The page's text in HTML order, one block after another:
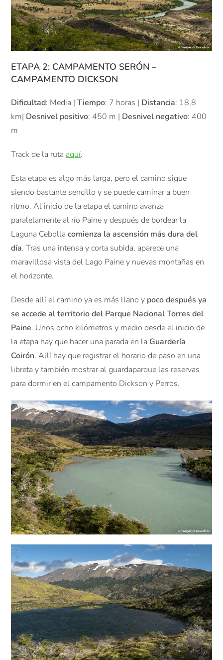
ETAPA 2: CAMPAMENTO SERÓN –
CAMPAMENTO DICKSON
Dificultad: Media |Tiempo: 7 horas | Distancia: 18,8
km| Desnivel positivo: 450 m | Desnivel negativo: 400
m
Track de la ruta aquí.
Esta etapa es algo más larga, pero el camino sigue
siendo bastante sencillo y se puede caminar a buen
ritmo. Al inicio de la etapa el camino avanza
paralelamente al río Paine y después de bordear la
Laguna Cebollacomienza la ascensión más dura del
día. Tras una intensa y corta subida, aparece una
maravillosa vista del Lago Paine y nuevas montañas en
el horizonte.
Desde allí el camino ya es más llano y poco después ya
se accede al territorio del Parque Nacional Torres del
Paine. Unos ocho kilómetros y medio desde el inicio de
la etapa hay que hacer una parada en la Guardería
Coirón. Allí hay que registrar el horario de paso en una
libreta y también mostrar al guardaparque las reservas
para dormir en el campamento Dickson y Perros.